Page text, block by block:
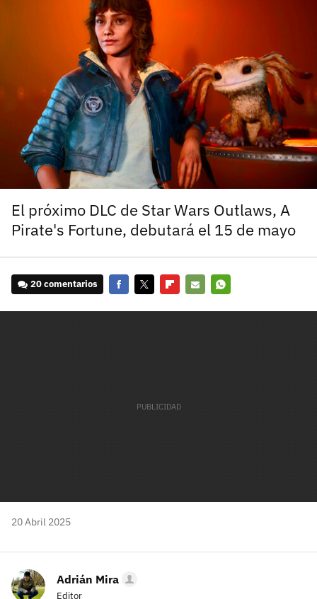
El próximo DLC de Star Wars Outlaws, A
Pirate's Fortune, debutará el 15 de mayo
20 comentarios
20 Abril 2025
Adrián Mira
Editor
¿Todavía no tienes cuenta?
Regístrate gratis
El inicio de sesión con Facebook ya no está
disponible, pero puedes seguir usando tu cuenta
de 3DJuegos:
Recupera tu acceso con Facebook
carácter inicial), pero no mayúsculas, espacios, tildes
o caracteres especiales.
He leído y acepto lapolitica de privacidad y
de participación
Registrarse en 3DJuegos
Entra con Google
¿Ya tienes cuenta?